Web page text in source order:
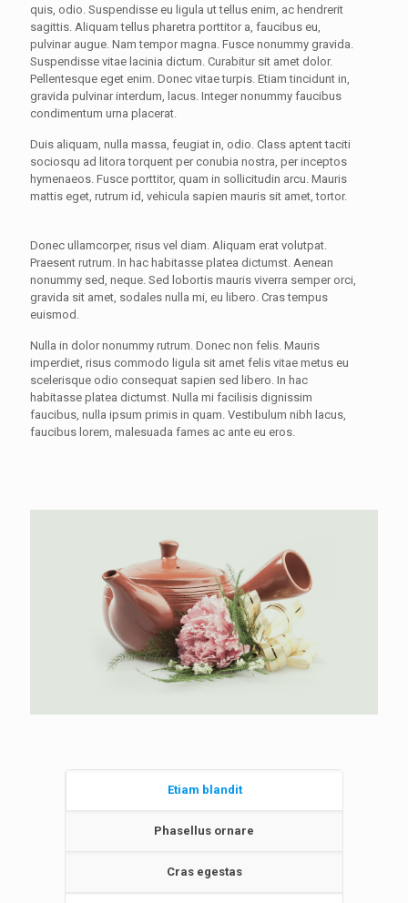
quis, odio. Suspendisse eu ligula ut tellus enim, ac hendrerit
sagittis. Aliquam tellus pharetra porttitor a, faucibus eu,
pulvinar augue. Nam tempor magna. Fusce nonummy gravida.
Suspendisse vitae lacinia dictum. Curabitur sit amet dolor.
Pellentesque eget enim. Donec vitae turpis. Etiam tincidunt in,
gravida pulvinar interdum, lacus. Integer nonummy faucibus
condimentum urna placerat.
Duis aliquam, nulla massa, feugiat in, odio. Class aptent taciti
sociosqu ad litora torquent per conubia nostra, per inceptos
hymenaeos. Fusce porttitor, quam in sollicitudin arcu. Mauris
mattis eget, rutrum id, vehicula sapien mauris sit amet, tortor.
Donec ullamcorper, risus vel diam. Aliquam erat volutpat.
Praesent rutrum. In hac habitasse platea dictumst. Aenean
nonummy sed, neque. Sed lobortis mauris viverra semper orci,
gravida sit amet, sodales nulla mi, eu libero. Cras tempus
euismod.
Nulla in dolor nonummy rutrum. Donec non felis. Mauris
imperdiet, risus commodo ligula sit amet felis vitae metus eu
scelerisque odio consequat sapien sed libero. In hac
habitasse platea dictumst. Nulla mi facilisis dignissim
faucibus, nulla ipsum primis in quam. Vestibulum nibh lacus,
faucibus lorem, malesuada fames ac ante eu eros.
Etiam blandit
Phasellus ornare
Cras egestas